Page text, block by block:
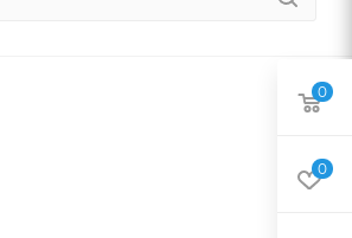
0
0